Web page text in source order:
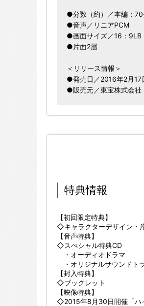
●分数（約）／本編：
●音声／リニアPCM
●画面サイズ／16：9LB
●片面2層
＜リリース情報＞
●発売日／2016年2月17
●販売元／東宝株式会社
特典情報
【初回限定特典】
◇キャラクターデザイン・
【音声特典】
◇スぺシャル特典CD
・オーディオドラマ
・オリジナルサウンドト
【封入特典】
◇ブックレット
【映像特典】
◇2015年8月30日開催「ハ